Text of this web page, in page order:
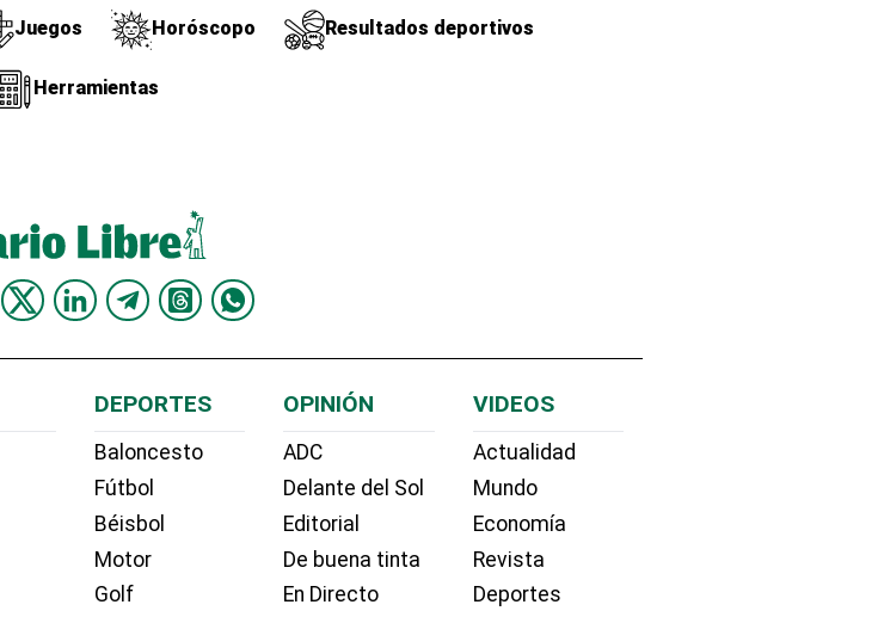
Juegos Horóscopo Resultados deportivos
Herramientas
DEPORTES
Baloncesto
Fútbol
Béisbol
Motor
Golf
OPINIÓN
ADC
Delante del Sol
Editorial
De buena tinta
En Directo
VIDEOS
Actualidad
Mundo
Economía
Revista
Deportes